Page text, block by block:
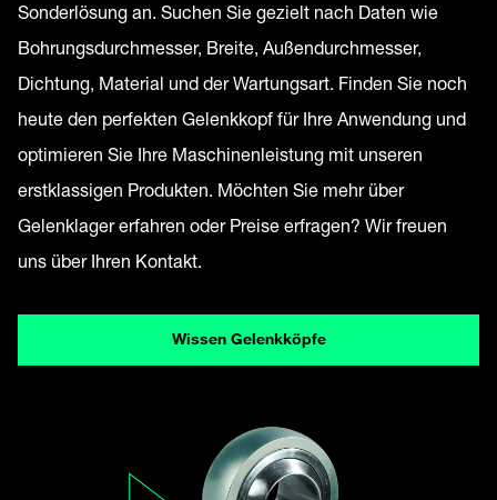
Sonderlösung an. Suchen Sie gezielt nach Daten wie
Bohrungsdurchmesser, Breite, Außendurchmesser,
Dichtung, Material und der Wartungsart. Finden Sie noch
heute den perfekten Gelenkkopf für Ihre Anwendung und
optimieren Sie Ihre Maschinenleistung mit unseren
erstklassigen Produkten. Möchten Sie mehr über
Gelenklager erfahren oder Preise erfragen? Wir freuen
uns über Ihren Kontakt.
Wissen Gelenkköpfe